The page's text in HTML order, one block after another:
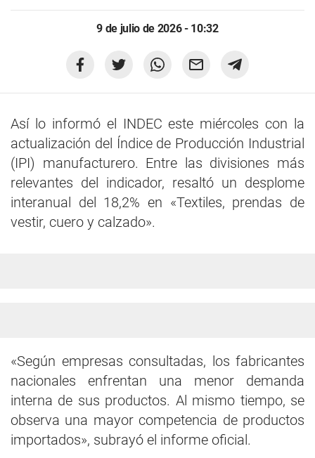
9 de julio de 2026 - 10:32
Así lo informó el INDEC este miércoles con la
actualización del Índice de Producción Industrial
(IPI) manufacturero. Entre las divisiones más
relevantes del indicador, resaltó un desplome
interanual del 18,2% en «Textiles, prendas de
vestir, cuero y calzado».
«Según empresas consultadas, los fabricantes
nacionales enfrentan una menor demanda
interna de sus productos. Al mismo tiempo, se
observa una mayor competencia de productos
importados», subrayó el informe oficial.